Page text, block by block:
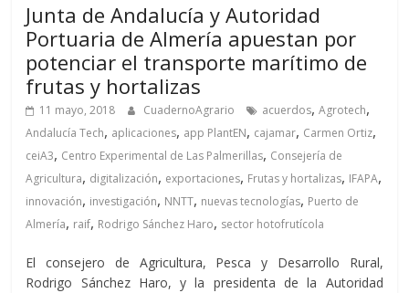
Junta de Andalucía y Autoridad
Portuaria de Almería apuestan por
potenciar el transporte marítimo de
frutas y hortalizas
11 mayo, 2018 CuadernoAgrario acuerdos,Agrotech,
Andalucía Tech, aplicaciones, app PlantEN, cajamar, Carmen Ortiz,
ceiA3, Centro Experimental de Las Palmerillas, Consejería de
Agricultura, digitalización, exportaciones, Frutas y hortalizas, IFAPA,
innovación, investigación, NNTT, nuevas tecnologías, Puerto de
Almería, raif, Rodrigo Sánchez Haro, sector hotofrutícola
El consejero de Agricultura, Pesca y Desarrollo Rural,
Rodrigo Sánchez Haro, y la presidenta de la Autoridad